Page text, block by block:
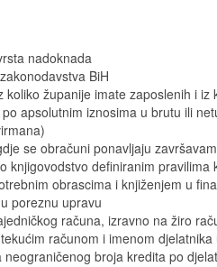
nadoknada
BiH
županije imate zaposlenih i iz
apsolutnim iznosima u brutu ili
se obračuni ponavljaju
knjigovodstvo definiranim pravilima
obrascima i knjiženjem u
poreznu upravu
računa, izravno na žiro
računom i imenom
broja kredita po